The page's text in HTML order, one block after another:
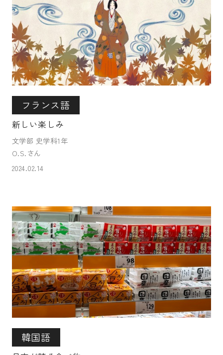
フランス語
新しい楽しみ
文学部 史学科1年
O.S.さん
2024.02.14
韓国語